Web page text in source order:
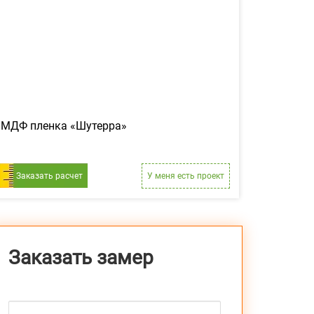
МДФ пленка «Шутерра»
Заказать расчет У меня есть проект
Заказать замер